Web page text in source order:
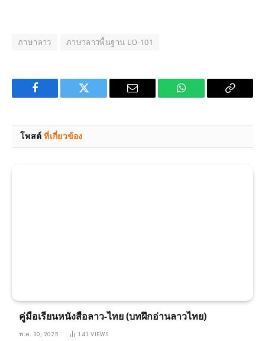
ภาษาลาว ภาษาลาวพื้นฐาน LO-101
Facebook Twitter Email WhatsApp Copy
โพสต์ที่เกี่ยวข้อง
คู่มือเรียนหนังสือลาว-ไทย (บทฝึกอ่านลาวไทย)
พ.ค. 30, 2025 141VIEWS